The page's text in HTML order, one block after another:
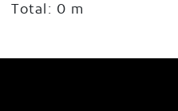
Total: 0 m